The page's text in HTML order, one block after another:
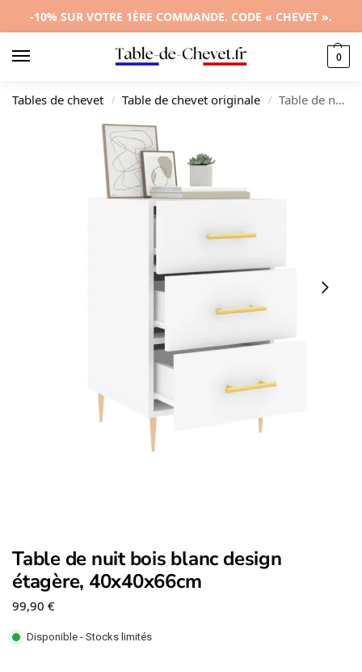
-10% SUR VOTRE 1ÈRE COMMANDE. CODE « CHEVET ».
0
Tables de chevet / Table de chevet originale / Table de nuit bois blanc design étagère, 40x40x66cm
Table de nuit bois blanc design
étagère, 40x40x66cm
99,90 €
Disponible - Stocks limités